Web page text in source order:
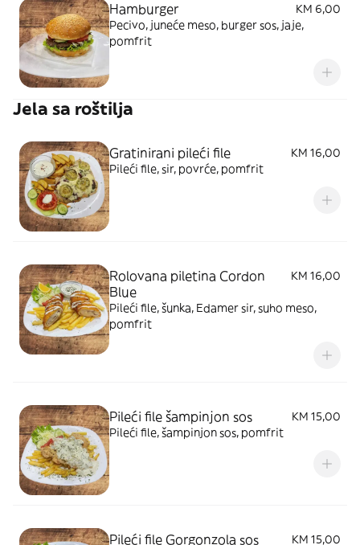
Hamburger
KM 6,00
Pecivo, juneće meso, burger sos, jaje,
pomfrit
Jela sa roštilja
Gratinirani pileći file
KM 16,00
Pileći file, sir, povrće, pomfrit
Rolovana piletina Cordon
Blue
KM 16,00
Pileći file, šunka, Edamer sir, suho meso,
pomfrit
Pileći file šampinjon sos
KM 15,00
Pileći file, šampinjon sos, pomfrit
Pileći file Gorgonzola sos
KM 15,00